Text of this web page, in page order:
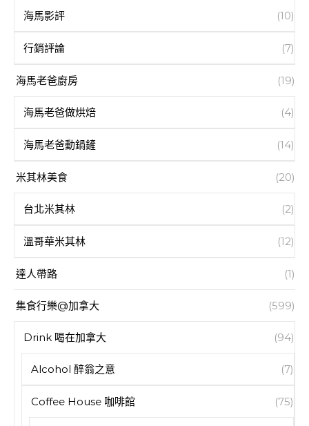
海馬影評 (10)
行銷評論 (7)
海馬老爸廚房 (19)
海馬老爸做烘焙 (4)
海馬老爸動鍋鏟 (14)
米其林美食 (20)
台北米其林 (2)
溫哥華米其林 (12)
達人帶路 (1)
集食行樂@加拿大 (599)
Drink 喝在加拿大 (94)
Alcohol 醉翁之意 (7)
Coffee House 咖啡館 (75)